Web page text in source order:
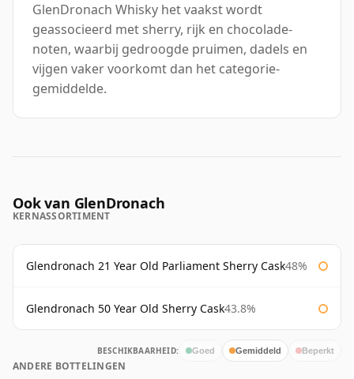
GlenDronach Whisky het vaakst wordt
geassocieerd met sherry, rijk en chocolade-
noten, waarbij gedroogde pruimen, dadels en
vijgen vaker voorkomt dan het categorie-
gemiddelde.
Ook van GlenDronach
KERNASSORTIMENT
Glendronach 21 Year Old Parliament Sherry Cask48%
Glendronach 50 Year Old Sherry Cask43.8%
BESCHIKBAARHEID: Goed Gemiddeld Beperkt
ANDERE BOTTELINGEN